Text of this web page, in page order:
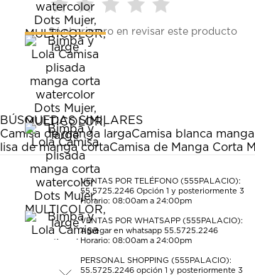
Seleccionar
para
calificar
el
artículo
con
1
estrella
Esta
acción
abrirá
el
formulario
de
envío.
Seleccionar
para
calificar
el
artículo
con
2
estrellas.
Esta
acción
abrirá
el
formulario
de
envío.
para
con
estrellas.
Esta
acción
abrirá
el
formulario
de
envío.
para
estrellas.
Esta
acción
abrirá
formulario
de
para
Esta
acción
abrirá
formulario
de
envío.
Sé el primero en revisar este producto
BÚSQUEDAS SIMILARES
Camisa de manga largaCamisa blanca
lisa de manga cortaCamisa de Manga Corta
VENTAS POR TELÉFONO (555PALACIO):
55.5725.2246 Opción 1 y posteriormente 3
Horario: 08:00am a 24:00pm
VENTAS POR WHATSAPP (555PALACIO):
Agregar en whatsapp 55.5725.2246
Horario: 08:00am a 24:00pm
PERSONAL SHOPPING (555PALACIO):
55.5725.2246 opción 1 y posteriormente 3